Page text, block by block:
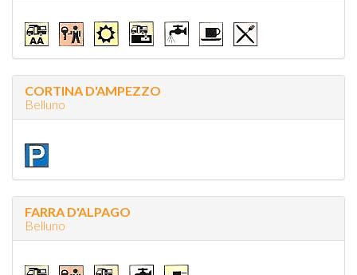
CORTINA D'AMPEZZO
Belluno
FARRA D'ALPAGO
Belluno